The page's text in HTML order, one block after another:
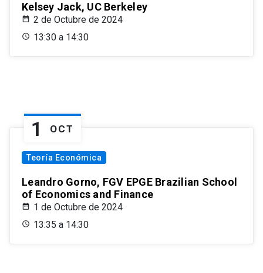
Kelsey Jack, UC Berkeley
2 de Octubre de 2024
13:30 a 14:30
1 OCT
Teoría Económica
Leandro Gorno, FGV EPGE Brazilian School
of Economics and Finance
1 de Octubre de 2024
13:35 a 14:30